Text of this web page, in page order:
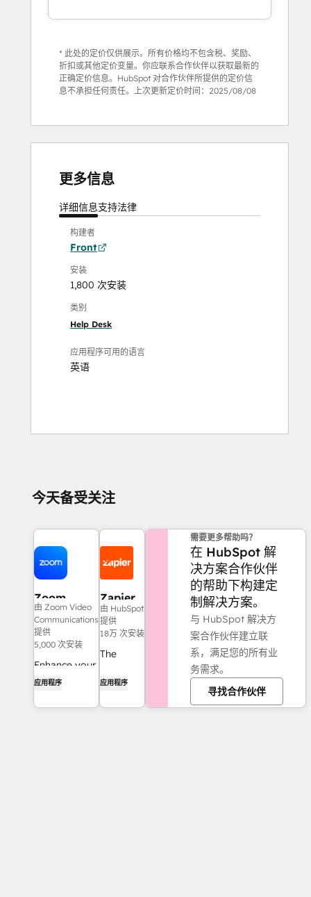
* 此处的定价仅供展示。所有价格均不包含税、奖励、
折扣或其他定价变量。你应联系合作伙伴以获取最新的
正确定价信息。HubSpot 对合作伙伴所提供的定价信
息不承担任何责任。上次更新定价时间： 2025/08/08
更多信息
详细信息支持法律
构建者
Front
安装
1,800 次安装
类别
Help Desk
应用程序可用的语言
英语
今天备受关注
Zoom
Phone for
HubSpot
由 Zoom Video
Communications
提供
5,000 次安装
Enhance your
HubSpot
应用程序
Zapier
由 HubSpot
提供
18万 次安装
The
way to
automate
应用程序
需要更多帮助吗？
在 HubSpot 解
决方案合作伙伴
的帮助下构建定
制解决方案。
与 HubSpot 解决方
案合作伙伴建立联
系，满足您的所有业
务需求。
寻找合作伙伴